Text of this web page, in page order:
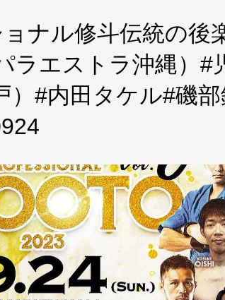
ナル修斗伝統の後
ラエストラ沖縄）#
#内田タケル#磯部